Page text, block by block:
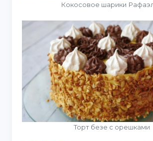
Кокосовое шарики
Торт безе с орешками